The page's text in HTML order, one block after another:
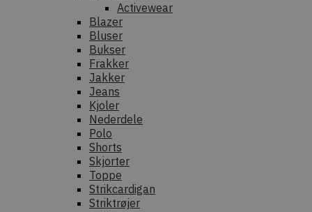
Activewear
Blazer
Bluser
Bukser
Frakker
Jakker
Jeans
Kjoler
Nederdele
Polo
Shorts
Skjorter
Toppe
Strikcardigan
Striktrøjer